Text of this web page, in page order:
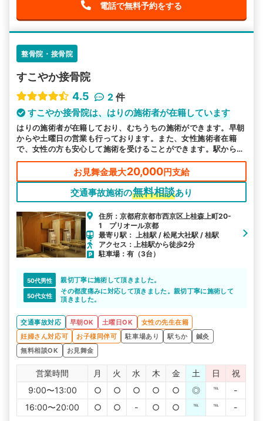
電話で無料予約をする
整骨院・接骨院
すこやか接骨院
4.5
2 件
すこやか接骨院は、はりの施術者が在籍しています
はりの施術者が在籍しており、むちうちの施術ができます。早朝
からや土曜日の営業も行っております。また、女性施術者在籍
で、女性の方も安心して施術を受けることができます。駅から近
く、駐車場完備で通いやすく無料相談も承っております。
お見舞金最大20,000円支給
交通事故施術の無料相談あり
住所：京都府京都市西京区上桂森上町20-
1 プリオール京都
最寄り駅： 上桂駅 / 松尾大社駅 / 桂駅
アクセス：上桂駅から徒歩2分
駐車場：有（3台）
50代男性 親切丁寧に施術して頂きました。
50代女性
その都度痛みに対応して頂きました。親切丁寧に施術して
頂きました。
交通事故対応 早朝OK 土曜日OK
女性の先生在籍
妊婦さん対応可
お子様同伴可 駐車場あり 駅ちか
鍼灸
無料相談OK
お見舞金
営業時間 月 火 水 木 金 土 日
祝
9:00〜13:00
○ ○ ○ ○ ○ ◎ ℡
-
16:00〜20:00
○ ○ - ○ ○ ℡ ℡ -